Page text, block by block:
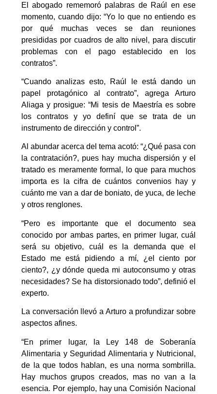
El abogado rememoró palabras de Raúl en ese
momento, cuando dijo: “Yo lo que no entiendo es
por qué muchas veces se dan reuniones
presididas por cuadros de alto nivel, para discutir
problemas con el pago establecido en los
contratos”.
“Cuando analizas esto, Raúl le está dando un
papel protagónico al contrato”, agrega Arturo
Aliaga y prosigue: “Mi tesis de Maestría es sobre
los contratos y yo definí que se trata de un
instrumento de dirección y control”.
Al abundar acerca del tema acotó: “¿Qué pasa con
la contratación?, pues hay mucha dispersión y el
tratado es meramente formal, lo que para muchos
importa es la cifra de cuántos convenios hay y
cuánto me van a dar de boniato, de yuca, de leche
y otros renglones.
“Pero es importante que el documento sea
conocido por ambas partes, en primer lugar, cuál
será su objetivo, cuál es la demanda que el
Estado me está pidiendo a mí, ¿el ciento por
ciento?, ¿y dónde queda mi autoconsumo y otras
necesidades? Se ha distorsionado todo”, definió el
experto.
La conversación llevó a Arturo a profundizar sobre
aspectos afines.
“En primer lugar, la Ley 148 de Soberanía
Alimentaria y Seguridad Alimentaria y Nutricional,
de la que todos hablan, es una norma sombrilla.
Hay muchos grupos creados, mas no van a la
esencia. Por ejemplo, hay una Comisión Nacional